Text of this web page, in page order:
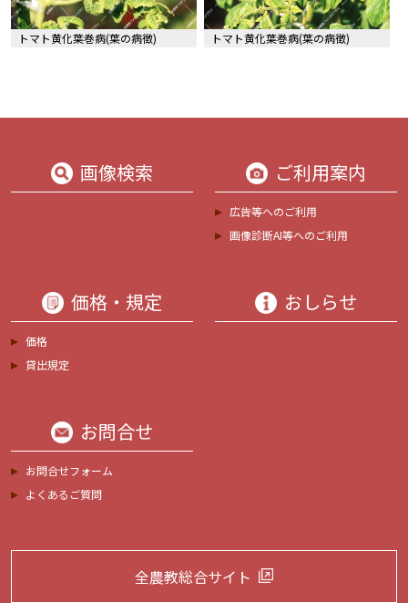
トマト黄化葉巻病(葉の病徴) トマト黄化葉巻病(葉の病徴)
画像検索 ご利用案内
広告等へのご利用
画像診断AI等へのご利用
価格・規定
価格
貸出規定
おしらせ
お問合せ
お問合せフォーム
よくあるご質問
全農教総合サイト